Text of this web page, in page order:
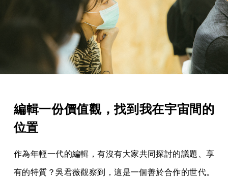
編輯一份價值觀，找到我在宇宙間的
位置
作為年輕一代的編輯，有沒有大家共同探討的議題、享
有的特質？吳君薇觀察到，這是一個善於合作的世代。